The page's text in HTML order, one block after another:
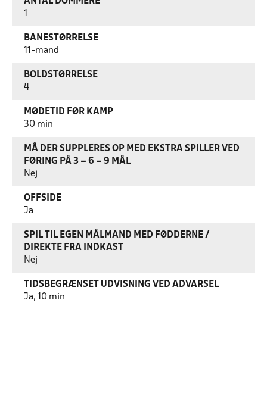
BANESTØRRELSE
11-mand
BOLDSTØRRELSE
4
MØDETID FØR KAMP
30 min
MÅ DER SUPPLERES OP MED EKSTRA SPILLER VED
FØRING PÅ 3 – 6 – 9 MÅL
Nej
OFFSIDE
Ja
SPIL TIL EGEN MÅLMAND MED FØDDERNE /
DIREKTE FRA INDKAST
Nej
TIDSBEGRÆNSET UDVISNING VED ADVARSEL
Ja, 10 min